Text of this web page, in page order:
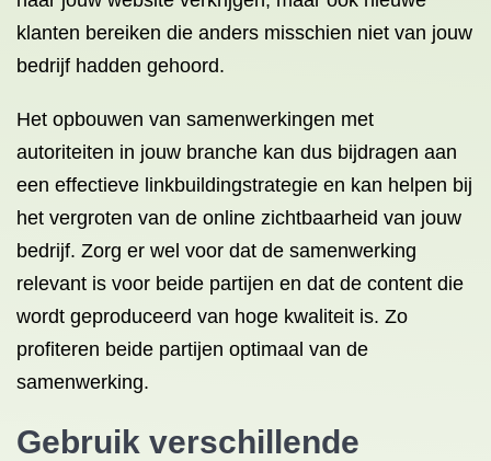
klanten bereiken die anders misschien niet van jouw
bedrijf hadden gehoord.
Het opbouwen van samenwerkingen met
autoriteiten in jouw branche kan dus bijdragen aan
een effectieve linkbuildingstrategie en kan helpen bij
het vergroten van de online zichtbaarheid van jouw
bedrijf. Zorg er wel voor dat de samenwerking
relevant is voor beide partijen en dat de content die
wordt geproduceerd van hoge kwaliteit is. Zo
profiteren beide partijen optimaal van de
samenwerking.
Gebruik verschillende